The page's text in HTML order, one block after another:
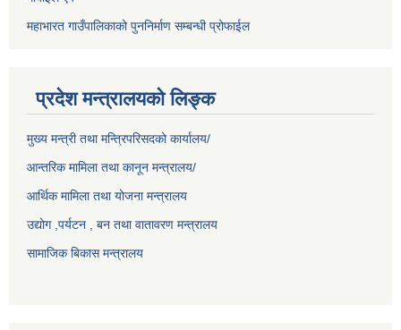
महाभारत गाउँपालिकाको पुननिर्माण सम्बन्धी प्रोफाईल
प्रदेश मन्त्रालयको लिङ्क
मुख्य मन्त्री तथा मन्त्रिपरिसदको कार्यालय/
आन्तरिक मामिला तथा कानून मन्त्रालय/
आर्थिक मामिला तथा योजना मन्त्रालय
उद्योग ,पर्यटन , बन तथा वातावरण मन्त्रालय
सामाजिक बिकास मन्त्रालय